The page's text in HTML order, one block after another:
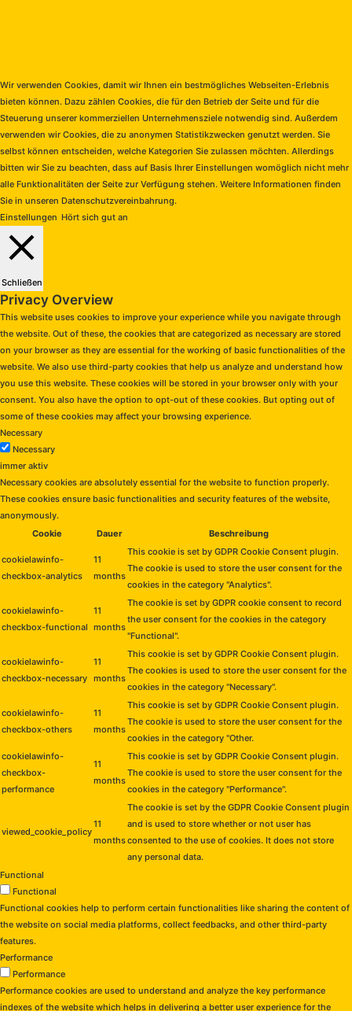
Wir verwenden Cookies, damit wir Ihnen ein bestmögliches Webseiten-Erlebnis
bieten können. Dazu zählen Cookies, die für den Betrieb der Seite und für die
Steuerung unserer kommerziellen Unternehmensziele notwendig sind. Außerdem
verwenden wir Cookies, die zu anonymen Statistikzwecken genutzt werden. Sie
selbst können entscheiden, welche Kategorien Sie zulassen möchten. Allerdings
bitten wir Sie zu beachten, dass auf Basis Ihrer Einstellungen womöglich nicht mehr
alle Funktionalitäten der Seite zur Verfügung stehen. Weitere Informationen finden
Sie in unseren Datenschutzvereinbahrung.
Einstellungen Hört sich gut an
Schließen
Privacy Overview
This website uses cookies to improve your experience while you navigate through
the website. Out of these, the cookies that are categorized as necessary are stored
on your browser as they are essential for the working of basic functionalities of the
website. We also use third-party cookies that help us analyze and understand how
you use this website. These cookies will be stored in your browser only with your
consent. You also have the option to opt-out of these cookies. But opting out of
some of these cookies may affect your browsing experience.
Necessary
Necessary
immer aktiv
Necessary cookies are absolutely essential for the website to function properly.
These cookies ensure basic functionalities and security features of the website,
anonymously.
Cookie
Dauer Beschreibung
cookielawinfo-
checkbox-analytics
11
months
This cookie is set by GDPR Cookie Consent plugin.
The cookie is used to store the user consent for the
cookies in the category "Analytics".
cookielawinfo-
checkbox-functional
11
months
The cookie is set by GDPR cookie consent to record
the user consent for the cookies in the category
"Functional".
cookielawinfo-
checkbox-necessary
11
months
This cookie is set by GDPR Cookie Consent plugin.
The cookies is used to store the user consent for the
cookies in the category "Necessary".
cookielawinfo-
checkbox-others
11
months
This cookie is set by GDPR Cookie Consent plugin.
The cookie is used to store the user consent for the
cookies in the category "Other.
cookielawinfo-
checkbox-
performance
11
months
This cookie is set by GDPR Cookie Consent plugin.
The cookie is used to store the user consent for the
cookies in the category "Performance".
viewed_cookie_policy
11
months
The cookie is set by the GDPR Cookie Consent plugin
and is used to store whether or not user has
consented to the use of cookies. It does not store
any personal data.
Functional
Functional
Functional cookies help to perform certain functionalities like sharing the content of
the website on social media platforms, collect feedbacks, and other third-party
features.
Performance
Performance
Performance cookies are used to understand and analyze the key performance
indexes of the website which helps in delivering a better user experience for the